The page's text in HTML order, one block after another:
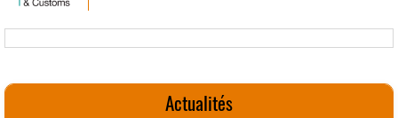
Actualités